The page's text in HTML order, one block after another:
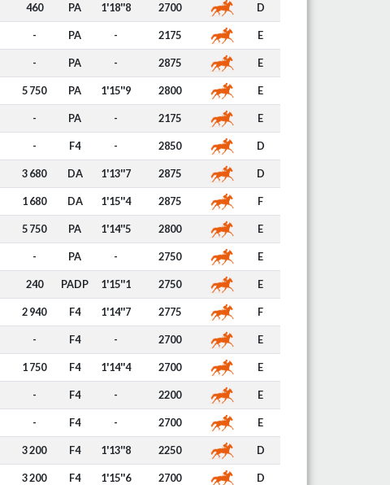
460 PA 1'18''8 2700 D
- PA - 2175 E
- PA - 2875 E
5 750 PA 1'15''9 2800 E
- PA - 2175 E
- F4 - 2850 D
3 680 DA 1'13''7 2875 D
1 680 DA 1'15''4 2875 F
5 750 PA 1'14''5 2800 E
- PA - 2750 E
240 PADP 1'15''1 2750 E
2 940 F4 1'14''7 2775 F
- F4 - 2700 E
1 750 F4 1'14''4 2700 E
- F4 - 2200 E
- F4 - 2700 E
3 200 F4 1'13''8 2250 D
3 200 F4 1'15''6 2700 D